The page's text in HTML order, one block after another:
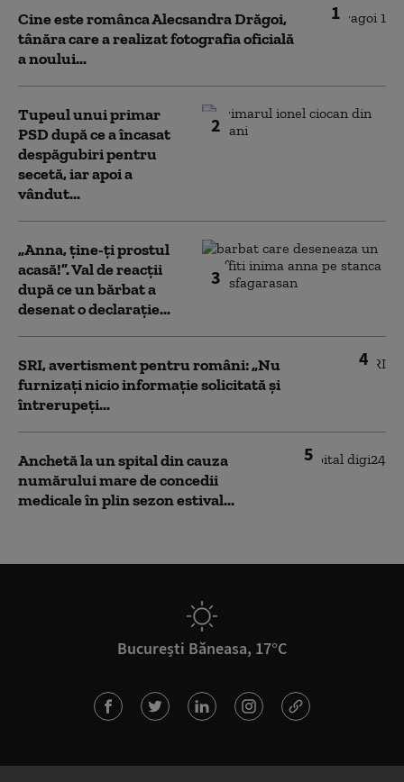
1
Cine este românca Alecsandra Drăgoi,
tânăra care a realizat fotografia oficială
a noului...
2
Tupeul unui primar
PSD după ce a încasat
despăgubiri pentru
secetă, iar apoi a
vândut...
3
„Anna, ţine-ţi prostul
acasă!”. Val de reacții
după ce un bărbat a
desenat o declarație...
4
SRI, avertisment pentru români: „Nu
furnizați nicio informație solicitată și
întrerupeți...
5
Anchetă la un spital din cauza
numărului mare de concedii
medicale în plin sezon estival...
București Băneasa, 17°C